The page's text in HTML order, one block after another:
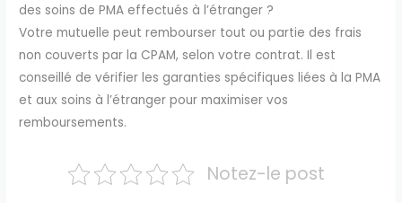
des soins de PMA effectués à l’étranger ?
Votre mutuelle peut rembourser tout ou partie des frais
non couverts par la CPAM, selon votre contrat. Il est
conseillé de vérifier les garanties spécifiques liées à la PMA
et aux soins à l’étranger pour maximiser vos
remboursements.
Notez-le post